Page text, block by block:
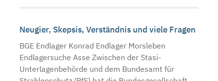
Neugier, Skepsis, Verständnis und viele Fragen
BGE Endlager Konrad Endlager Morsleben
Endlagersuche Asse Zwischen der Stasi-
Unterlagenbehörde und dem Bundesamt für